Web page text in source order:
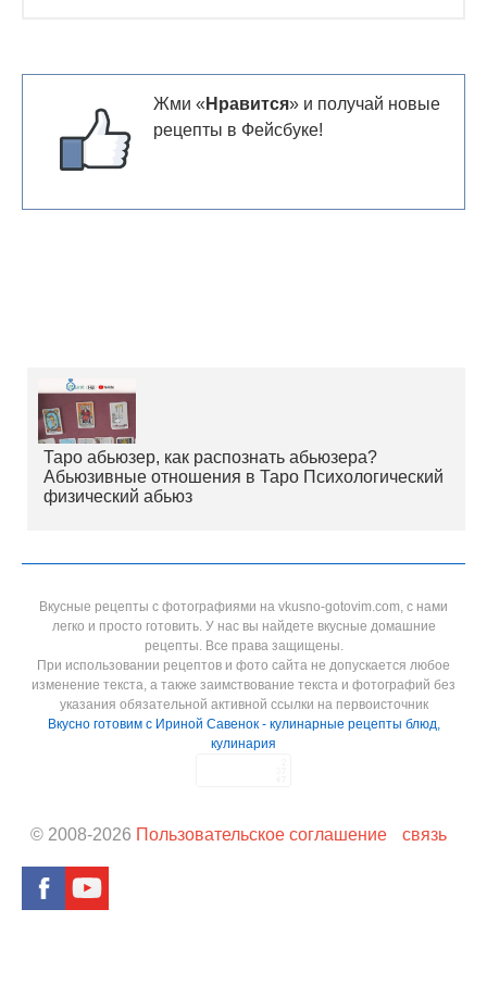
Жми « Нравится» и получай новые
рецепты в Фейсбуке!
Таро абьюзер, как распознать абьюзера?
Абьюзивные отношения в Таро Психологический
физический абьюз
Вкусные рецепты с фотографиями на vkusno-gotovim.com, с нами
легко и просто готовить. У нас вы найдете вкусные домашние
рецепты. Все права защищены.
При использовании рецептов и фото сайта не допускается любое
изменение текста, а также заимствование текста и фотографий без
указания обязательной активной ссылки на первоисточник
Вкусно готовим с Ириной Савенок - кулинарные рецепты блюд,
кулинария
© 2008-2026 Пользовательское соглашение связь